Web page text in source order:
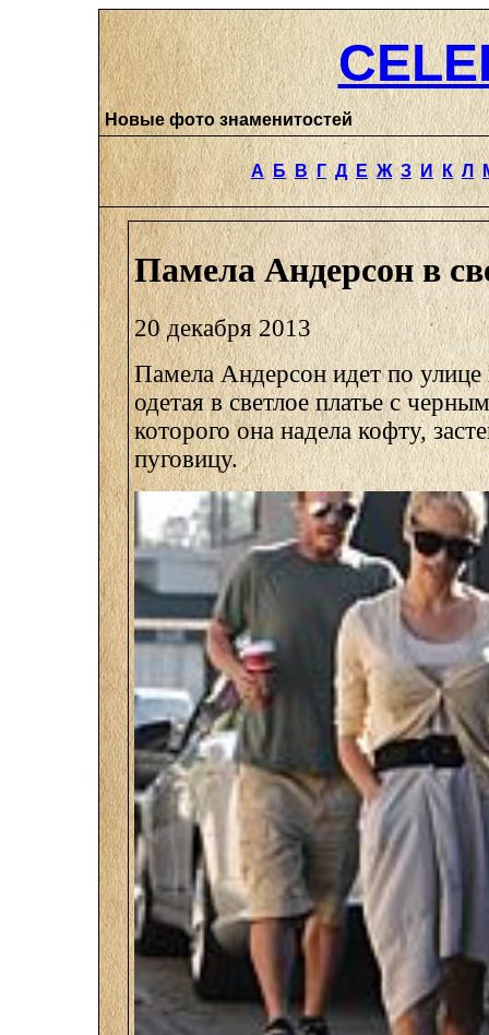
Новые фото знаменитостей
А Б В Г Д Е Ж З И К Л
Памела Андерсон в
20 декабря 2013
Памела Андерсон идет по
одетая в светлое платье с
которого она надела кофту,
пуговицу.